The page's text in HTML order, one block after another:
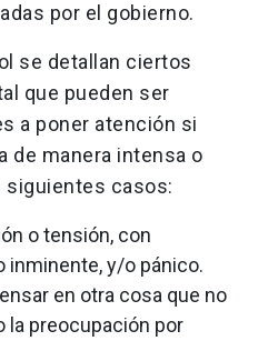
por el gobierno.
se detallan ciertos
que pueden ser
a poner atención si
de manera intensa o
siguientes casos:
o tensión, con
inminente, y/o pánico.
en otra cosa que no
la preocupación por